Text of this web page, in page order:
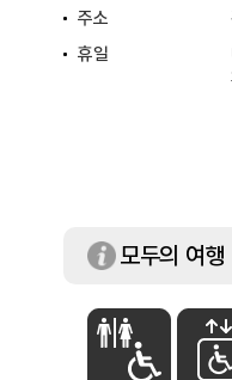
주소
휴일
모두의 여